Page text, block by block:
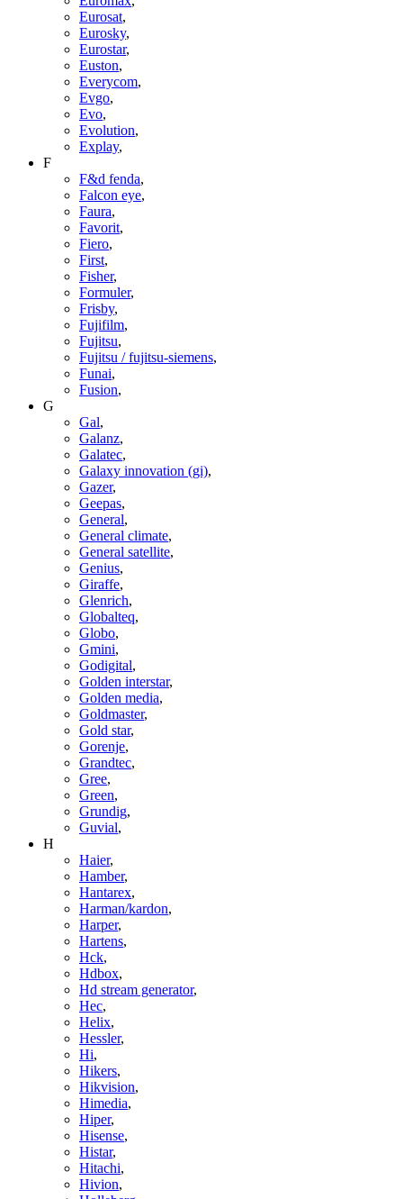
Eurosat,
Eurosky,
Eurostar,
Euston,
Everycom,
Evgo,
Evo,
Evolution,
Explay,
F
F&d fenda,
Falcon eye,
Faura,
Favorit,
Fiero,
First,
Fisher,
Formuler,
Frisby,
Fujifilm,
Fujitsu,
Fujitsu / fujitsu-siemens,
Funai,
Fusion,
G
Gal,
Galanz,
Galatec,
Galaxy innovation (gi),
Gazer,
Geepas,
General,
General climate,
General satellite,
Genius,
Giraffe,
Glenrich,
Globalteq,
Globo,
Gmini,
Godigital,
Golden interstar,
Golden media,
Goldmaster,
Gold star,
Gorenje,
Grandtec,
Gree,
Green,
Grundig,
Guvial,
H
Haier,
Hamber,
Hantarex,
Harman/kardon,
Harper,
Hartens,
Hck,
Hdbox,
Hd stream generator,
Hec,
Helix,
Hessler,
Hi,
Hikers,
Hikvision,
Himedia,
Hiper,
Hisense,
Histar,
Hitachi,
Hivion,